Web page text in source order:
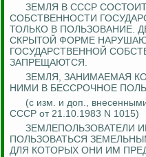
ЗЕМЛЯ В СССР
СОБСТВЕННОСТИ
ТОЛЬКО В ПОЛЬЗОВАНИЕ.
СКРЫТОЙ ФОРМЕ
ГОСУДАРСТВЕННОЙ
ЗАПРЕЩАЮТСЯ.
ЗЕМЛЯ, ЗАНИМАЕМАЯ
НИМИ В БЕССРОЧНОЕ
(с изм. и доп.,
СССР от 21.10.1983 N 1015)
ЗЕМЛЕПОЛЬЗОВАТЕЛИ
ПОЛЬЗОВАТЬСЯ
ДЛЯ КОТОРЫХ ОНИ ИМ